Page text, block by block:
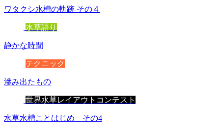
ワタクシ水槽の軌跡 その４
水草語り
静かな時間
テクニック
滲み出たもの
世界水草レイアウトコンテスト
水草水槽ことはじめ その4